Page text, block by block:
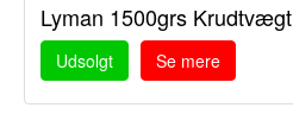
Lyman 1500grs Krudtvægt
Udsolgt Se mere